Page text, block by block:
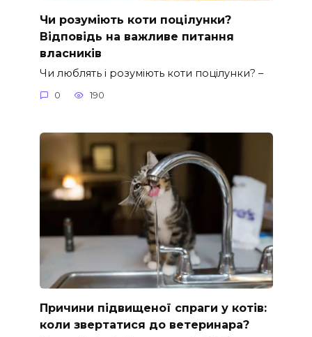
Чи розуміють коти поцілунки?
Відповідь на важливе питання
власників
Чи люблять і розуміють коти поцілунки? –
0 190
Причини підвищеної спраги у котів:
коли звертатися до ветеринара?